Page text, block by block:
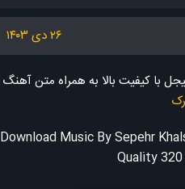
۲۶ دی ۱۴۰۳
با کیفیت بالا به همراه متن آهنگ
Download Music By Sepehr
Quality